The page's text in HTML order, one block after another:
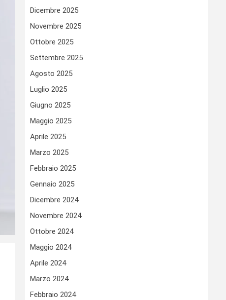
Dicembre 2025
Novembre 2025
Ottobre 2025
Settembre 2025
Agosto 2025
Luglio 2025
Giugno 2025
Maggio 2025
Aprile 2025
Marzo 2025
Febbraio 2025
Gennaio 2025
Dicembre 2024
Novembre 2024
Ottobre 2024
Maggio 2024
Aprile 2024
Marzo 2024
Febbraio 2024